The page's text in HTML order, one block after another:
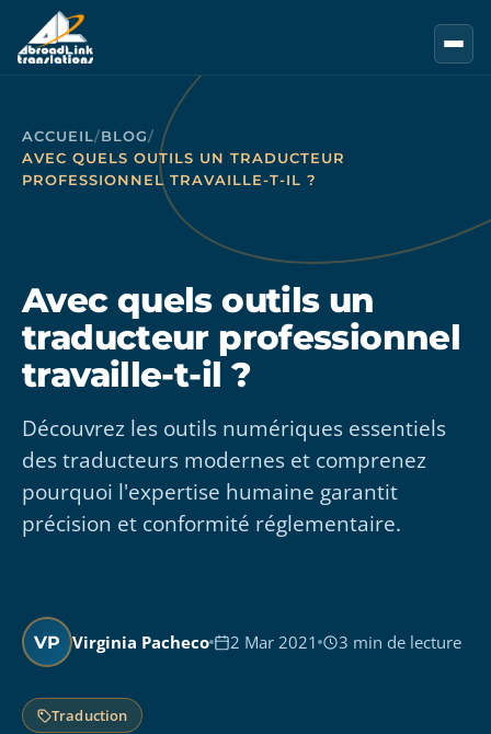
Aller au contenu principal
ACCUEIL/BLOG/
AVEC QUELS OUTILS UN TRADUCTEUR
PROFESSIONNEL TRAVAILLE-T-IL ?
Avec quels outils un
traducteur professionnel
travaille-t-il ?
Découvrez les outils numériques essentiels
des traducteurs modernes et comprenez
pourquoi l'expertise humaine garantit
précision et conformité réglementaire.
VP Virginia Pacheco 2 Mar 2021 3 min de lecture
Traduction